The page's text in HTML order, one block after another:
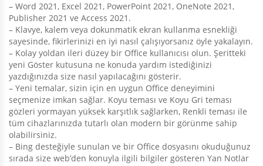
– Word 2021, Excel 2021, PowerPoint 2021, OneNote 2021,
Publisher 2021 ve Access 2021.
– Klavye, kalem veya dokunmatik ekran kullanma esnekliği
sayesinde, fikirlerinizi en iyi nasıl çalışıyorsanız öyle yakalayın.
– Kolay yoldan ileri düzey bir Office kullanıcısı olun. Şeritteki
yeni Göster kutusuna ne konuda yardım istediğinizi
yazdığınızda size nasıl yapılacağını gösterir.
– Yeni temalar, sizin için en uygun Office deneyimini
seçmenize imkan sağlar. Koyu teması ve Koyu Gri teması
gözleri yormayan yüksek karşıtlık sağlarken, Renkli teması ile
tüm cihazlarınızda tutarlı olan modern bir görünme sahip
olabilirsiniz.
– Bing desteğiyle sunulan ve bir Office dosyasını okuduğunuz
sırada size web’den konuyla ilgili bilgiler gösteren Yan Notlar